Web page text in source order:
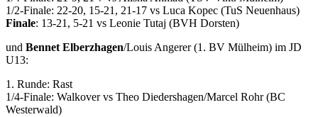
1/2-Finale: 22-20, 15-21, 21-17 vs Luca Kopec (TuS Neuenhaus)
Finale: 13-21, 5-21 vs Leonie Tutaj (BVH Dorsten)
und Bennet Elberzhagen/Louis Angerer (1. BV Mülheim) im JD
U13:
1. Runde: Rast
1/4-Finale: Walkover vs Theo Diedershagen/Marcel Rohr (BC
Westerwald)